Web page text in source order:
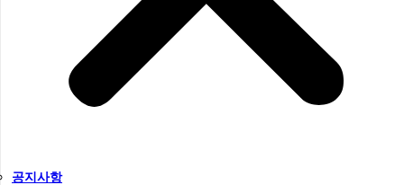
공지사항